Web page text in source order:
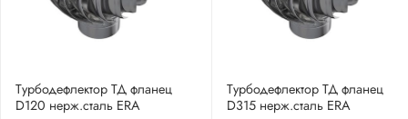
Турбодефлектор ТД фланец
D120 нерж.сталь ERA
Турбодефлектор ТД фланец
D315 нерж.сталь ERA